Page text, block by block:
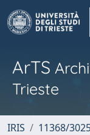
ArTS
Trieste
IRIS 11368/